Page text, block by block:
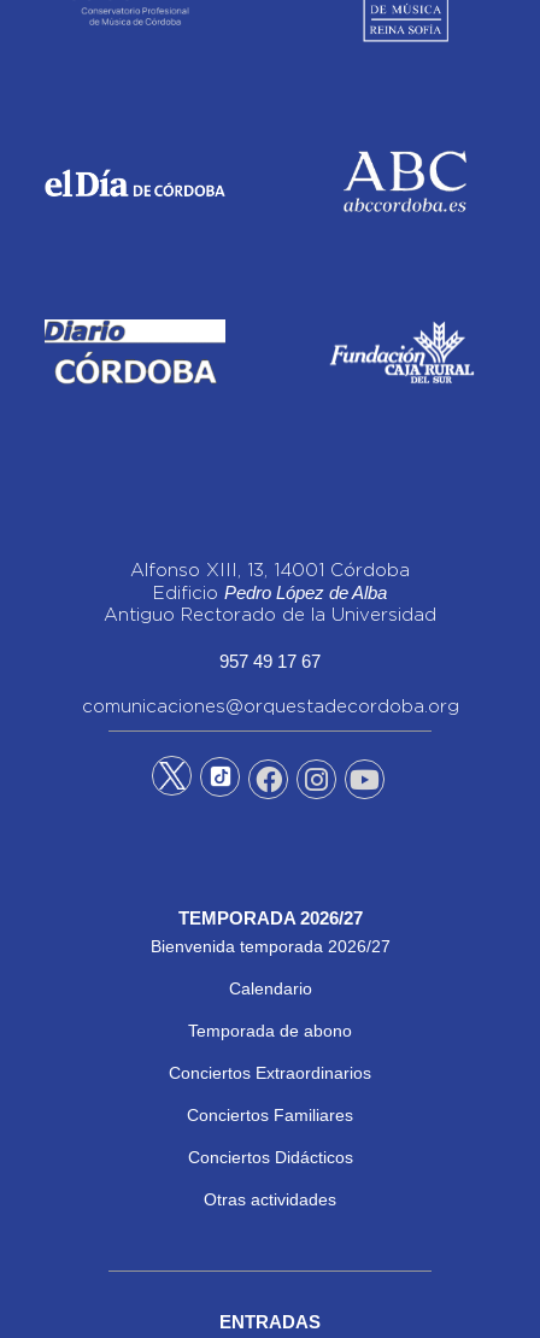
Alfonso XIII, 13, 14001 Córdoba
Edificio Pedro López de Alba
Antiguo Rectorado de la Universidad
957 49 17 67
comunicaciones@orquestadecordoba.org
TEMPORADA 2026/27
Bienvenida temporada 2026/27
Calendario
Temporada de abono
Conciertos Extraordinarios
Conciertos Familiares
Conciertos Didácticos
Otras actividades
ENTRADAS